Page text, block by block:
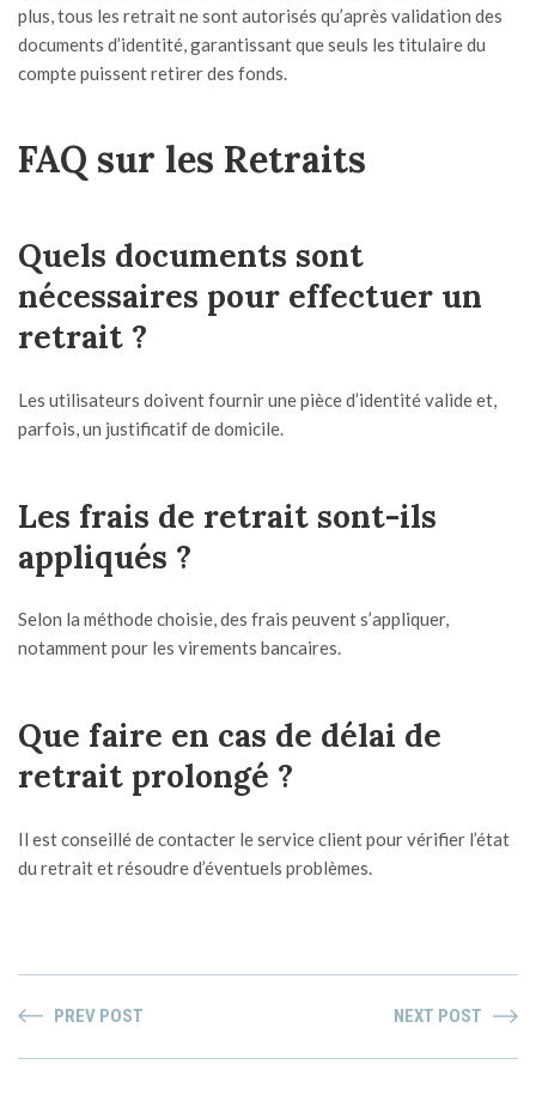
plus, tous les retrait ne sont autorisés qu’après validation des
documents d’identité, garantissant que seuls les titulaire du
compte puissent retirer des fonds.
FAQ sur les Retraits
Quels documents sont
nécessaires pour effectuer un
retrait ?
Les utilisateurs doivent fournir une pièce d’identité valide et,
parfois, un justificatif de domicile.
Les frais de retrait sont-ils
appliqués ?
Selon la méthode choisie, des frais peuvent s’appliquer,
notamment pour les virements bancaires.
Que faire en cas de délai de
retrait prolongé ?
Il est conseillé de contacter le service client pour vérifier l’état
du retrait et résoudre d’éventuels problèmes.
PREV POST NEXT POST